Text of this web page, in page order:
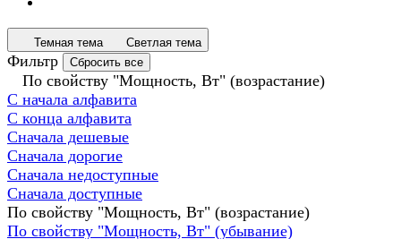
Темная тема Светлая тема
Фильтр Сбросить все
По свойству "Мощность, Вт" (возрастание)
С начала алфавита
С конца алфавита
Сначала дешевые
Сначала дорогие
Сначала недоступные
Сначала доступные
По свойству "Мощность, Вт" (возрастание)
По свойству "Мощность, Вт" (убывание)